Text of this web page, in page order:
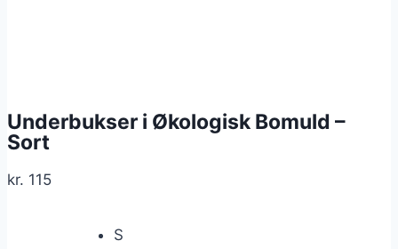
Underbukser i Økologisk Bomuld –
Sort
kr. 115
S